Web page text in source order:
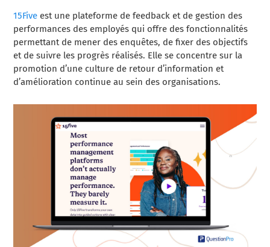
15Five est une plateforme de feedback et de gestion des
performances des employés qui offre des fonctionnalités
permettant de mener des enquêtes, de fixer des objectifs
et de suivre les progrès réalisés. Elle se concentre sur la
promotion d’une culture de retour d’information et
d’amélioration continue au sein des organisations.